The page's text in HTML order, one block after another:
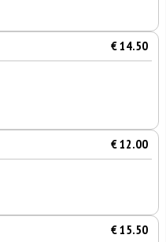
€ 14.50
€ 12.00
€ 15.50